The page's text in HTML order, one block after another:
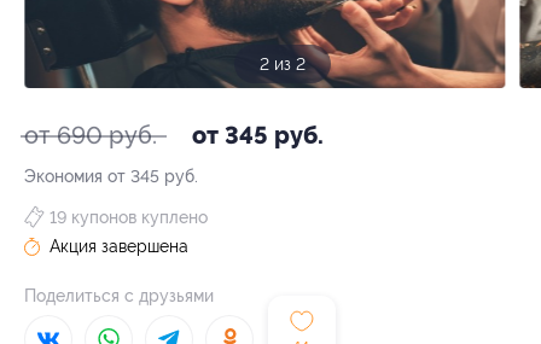
2 из 2
от 690 руб. от 345 руб.
Экономия от 345 руб.
19 купонов куплено
Акция завершена
Поделиться с друзьями